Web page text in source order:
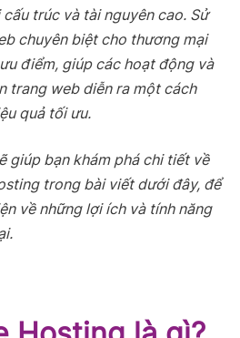
trúc và tài nguyên cao. Sử
chuyên biệt cho thương mại
điểm, giúp các hoạt động và
trang web diễn ra một cách
quả tối ưu.
giúp bạn khám phá chi tiết về
trong bài viết dưới đây, để
về những lợi ích và tính năng